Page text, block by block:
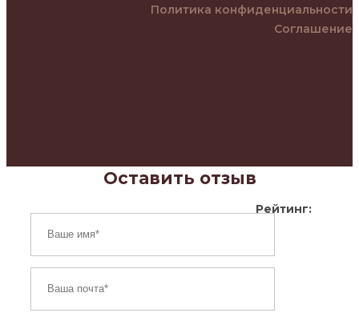
Политика конфиденциальности
Соглашение
Оставить отзыв
Рейтинг: